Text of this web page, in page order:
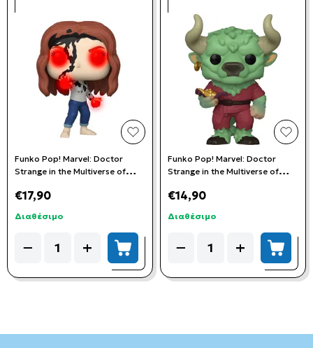
add to wishlist
Funko Pop! Marvel: Doctor
Strange in the Multiverse of
#1216 (Special Edition)(Glows in
€17,90
Διαθέσιμο
−
Quantity + add to cart
add
Funko Pop! Marvel: Doctor
Strange in the Multiverse of
€14,90
Διαθέσιμο
−
Quantity + add